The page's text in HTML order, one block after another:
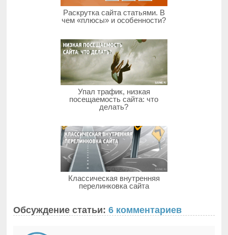
Раскрутка сайта статьями. В
чем «плюсы» и особенности?
Упал трафик, низкая
посещаемость сайта: что
делать?
Классическая внутренняя
перелинковка сайта
Обсуждение статьи:6 комментариев